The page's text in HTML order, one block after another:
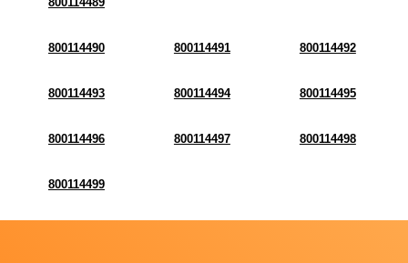
800114490 800114491 800114492
800114493 800114494 800114495
800114496 800114497 800114498
800114499